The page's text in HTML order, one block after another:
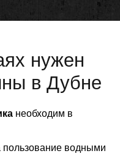
нужен
в Дубне
необходим в
пользование водными